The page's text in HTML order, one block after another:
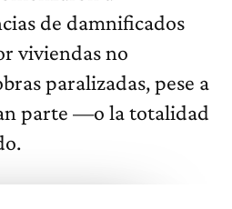
de damnificados
viviendas no
paralizadas, pese a
parte —o la totalidad